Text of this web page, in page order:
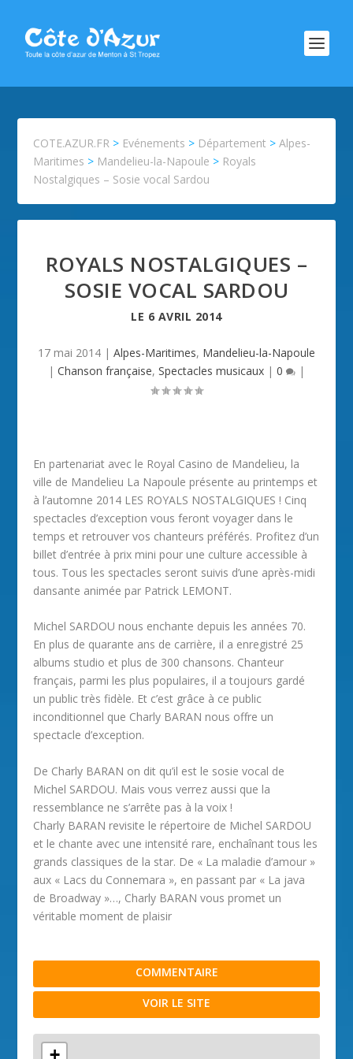
COTE.AZUR.FR > Evénements > Département >Alpes-
Maritimes > Mandelieu-la-Napoule > Royals
Nostalgiques – Sosie vocal Sardou
ROYALS NOSTALGIQUES –
SOSIE VOCAL SARDOU
LE 6 AVRIL 2014
17 mai 2014 | Alpes-Maritimes, Mandelieu-la-Napoule
| Chanson française, Spectacles musicaux | 0 |
En partenariat avec le Royal Casino de Mandelieu, la
ville de Mandelieu La Napoule présente au printemps et
à l’automne 2014 LES ROYALS NOSTALGIQUES ! Cinq
spectacles d’exception vous feront voyager dans le
temps et retrouver vos chanteurs préférés. Profitez d’un
billet d’entrée à prix mini pour une culture accessible à
tous. Tous les spectacles seront suivis d’une après-midi
dansante animée par Patrick LEMONT.
Michel SARDOU nous enchante depuis les années 70.
En plus de quarante ans de carrière, il a enregistré 25
albums studio et plus de 300 chansons. Chanteur
français, parmi les plus populaires, il a toujours gardé
un public très fidèle. Et c’est grâce à ce public
inconditionnel que Charly BARAN nous offre un
spectacle d’exception.
De Charly BARAN on dit qu’il est le sosie vocal de
Michel SARDOU. Mais vous verrez aussi que la
ressemblance ne s’arrête pas à la voix !
Charly BARAN revisite le répertoire de Michel SARDOU
et le chante avec une intensité rare, enchaînant tous les
grands classiques de la star. De « La maladie d’amour »
aux « Lacs du Connemara », en passant par « La java
de Broadway »…, Charly BARAN vous promet un
véritable moment de plaisir
COMMENTAIRE
VOIR LE SITE
+